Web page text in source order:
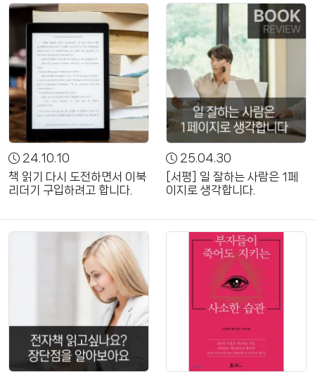
24.10.10
책 읽기 다시 도전하면서 이북
리더기 구입하려고 합니다.
25.04.30
[서평] 일 잘하는 사람은 1페
이지로 생각합니다.